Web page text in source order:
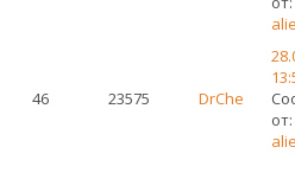
46 23575 DrChe
от: